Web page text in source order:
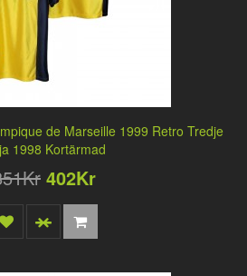
de Marseille 1999 Retro Tredje
1998 Kortärmad
402Kr